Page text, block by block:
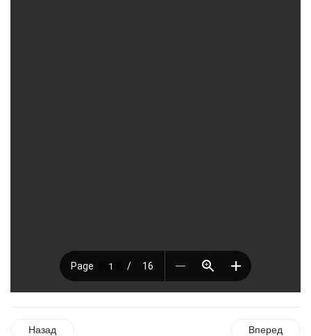
Назад Вперед